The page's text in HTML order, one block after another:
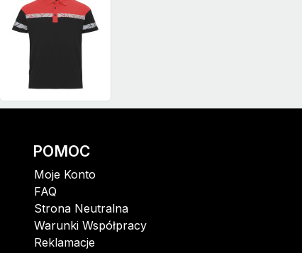
POMOC
Moje Konto
FAQ
Strona Neutralna
Warunki Współpracy
Reklamacje